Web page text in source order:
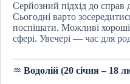
Серйозний підхід до справ
Сьогодні варто
поспішати. Можливі
сфері. Увечері — час для
♒ Водолій (20 січня – 18